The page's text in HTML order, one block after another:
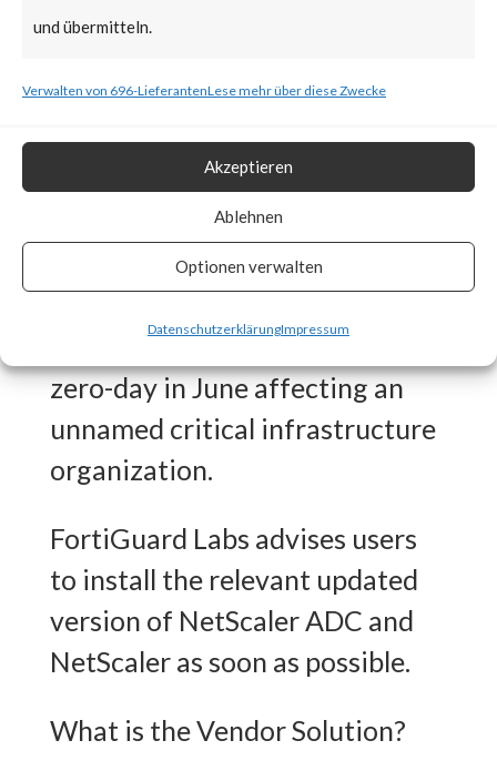
und übermitteln.
Verwalten von 696-LieferantenLese mehr über diese Zwecke
Akzeptieren
Ablehnen
Optionen verwalten
DatenschutzerklärungImpressum
Citrix advisory acknowledged
exploited in the wild. Also, CISA
added the vulnerability to the
Known Exploited Vulnerabilities
Catalog on July 19th, 2023.
CISA released an advisory on
vulnerability was exploited as a
zero-day in June affecting an
unnamed critical infrastructure
organization.
FortiGuard Labs advises users
to install the relevant updated
version of NetScaler ADC and
NetScaler as soon as possible.
What is the Vendor Solution?